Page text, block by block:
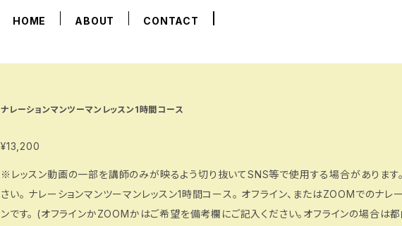
HOME ABOUT CONTACT
ナレーションマンツーマンレッスン1時間コース
¥13,200
※レッスン動画の一部を講師のみが映るよう切り抜いてSNS等で使用する場合があります
さい。 ナレーションマンツーマンレッスン1時間コース。 オフライン、またはZOOMでのナレーションレッス
ンです。 (オフラインかZOOMかはご希望を備考欄にご記入ください。オフラインの場合は